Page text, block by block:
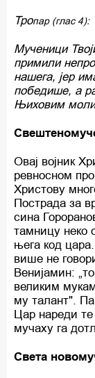
Тропар (глас 4):
Мученици
примили
нашега, јер
победише, а
Њиховим
Овај војник
ревносном
Христову
Пострада за
сина
тамницу неко
њега код
више не
Венијамин:
великим
му талант".
Цар нареди
мучаху га
Света